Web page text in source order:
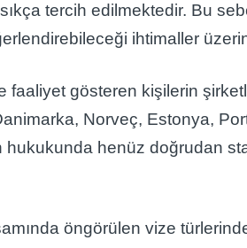
tercih edilmektedir. Bu
ihtimaller
gösteren kişilerin
Norveç, Estonya,
henüz doğrudan
öngörülen vize